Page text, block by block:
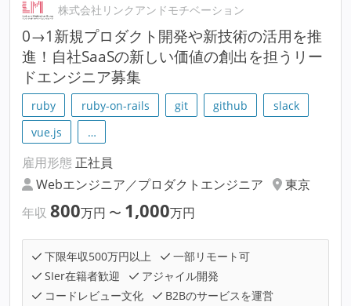
株式会社リンクアンドモチベーション
0→1新規プロダクト開発や新技術の活用を推
進！自社SaaSの新しい価値の創出を担うリー
ドエンジニア募集
ruby ruby-on-rails git github
slack
vue.js
…
雇用形態 正社員
Webエンジニア／プロダクトエンジニア
東京
年収 800万円 〜 1,000万円
下限年収500万円以上
一部リモート可
SIer在籍者歓迎
アジャイル開発
コードレビュー文化
B2Bのサービスを運営